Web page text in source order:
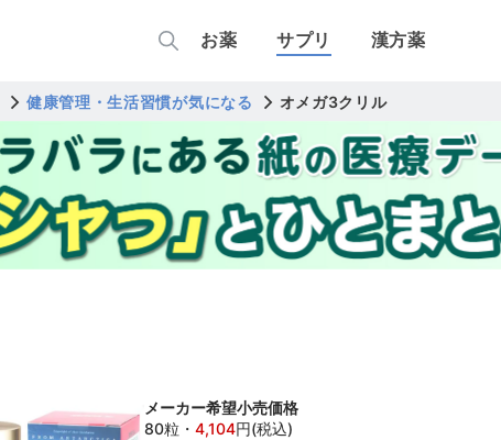
お薬 サプリ 漢方薬
健康管理・生活習慣が気になる オメガ3クリル
メーカー希望小売価格
80粒 ・ 4,104円(税込)